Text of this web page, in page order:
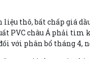
thô, bất chấp giá
PVC châu Á phải
với phân bổ tháng